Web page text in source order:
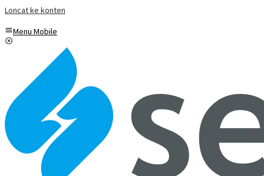
Loncat ke konten
Menu Mobile